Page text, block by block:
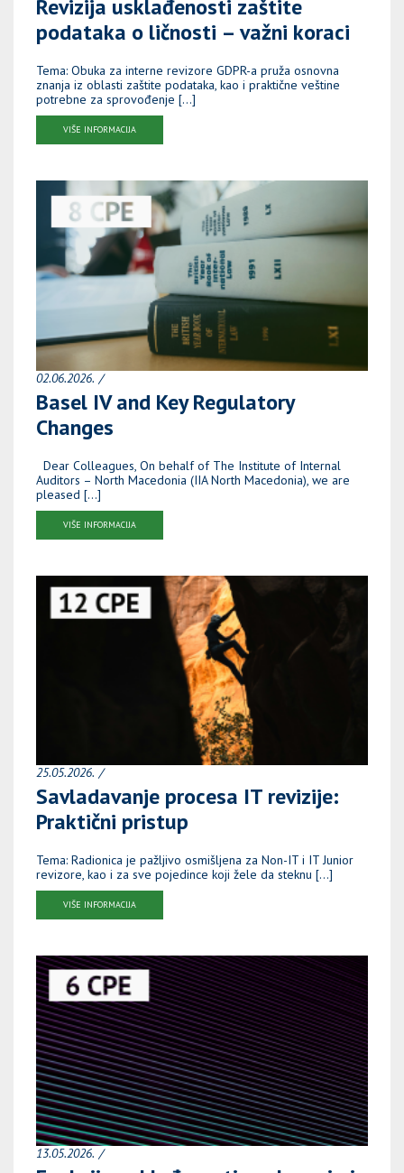
Revizija usklađenosti zaštite
podataka o ličnosti – važni koraci
Tema: Obuka za interne revizore GDPR-a pruža osnovna
znanja iz oblasti zaštite podataka, kao i praktične veštine
potrebne za sprovođenje […]
VIŠE INFORMACIJA
02.06.2026.
Basel IV and Key Regulatory
Changes
Dear Colleagues, On behalf of The Institute of Internal
Auditors – North Macedonia (IIA North Macedonia), we are
pleased […]
VIŠE INFORMACIJA
25.05.2026.
Savladavanje procesa IT revizije:
Praktični pristup
Tema: Radionica je pažljivo osmišljena za Non-IT i IT Junior
revizore, kao i za sve pojedince koji žele da steknu […]
VIŠE INFORMACIJA
13.05.2026.